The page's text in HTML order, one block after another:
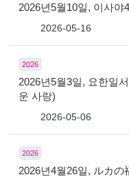
2026년5월10일, 이사야
2026-05-16
2026
2026년5월3일, 요한일
운 사랑)
2026-05-06
2026
2026년4월26일, ルカの